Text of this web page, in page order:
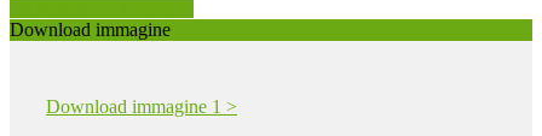
Download immagine
Download immagine 1 >